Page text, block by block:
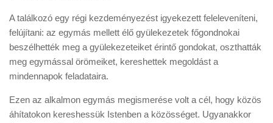
A találkozó egy régi kezdeményezést igyekezett feleleveníteni,
felújítani: az egymás mellett élő gyülekezetek főgondnokai
beszélhették meg a gyülekezeteiket érintő gondokat, oszthatták
meg egymással örömeiket, kereshettek megoldást a
mindennapok feladataira.
Ezen az alkalmon egymás megismerése volt a cél, hogy közös
áhítatokon kereshessük Istenben a közösséget. Ugyanakkor